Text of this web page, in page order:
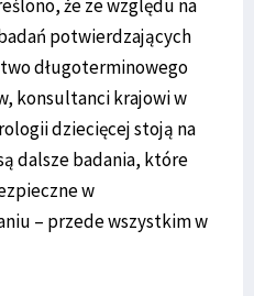
że ze względu na
potwierdzających
długoterminowego
konsultanci krajowi w
dziecięcej stoją na
dalsze badania, które
w
– przede wszystkim w